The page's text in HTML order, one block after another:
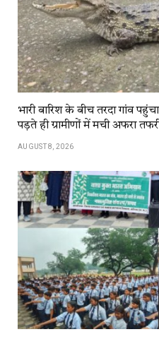
भारी बारिश के बीच तरदा गांव
पड़ते ही ग्रामीणों में मची अफरा
AUGUST 8, 2026